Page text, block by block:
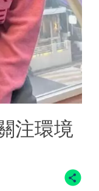
注環境